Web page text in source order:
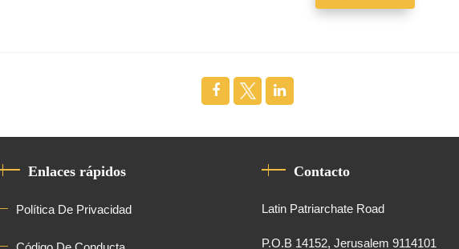
Enlaces rápidos
Política De Privacidad
Contacto
Latin Patriarchate Road
P.O.B 14152, Jerusalem 9114101